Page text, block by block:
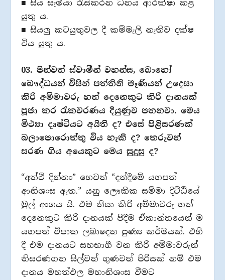
■ සිය සැමියා රැස්කරන ධනය ආරක්ෂා කළ
යුතු ය.
■ සියලු කටයුතුවල දී කම්මැලි නැතිව දක්ෂ
විය යුතු ය.
03. පින්වත් ස්වාමීන් වහන්ස, බොහෝ
බෞද්ධයන් විසින් පත්තිනි මෑණියන් උදෙසා
කිරි අම්මාවරු හත් දෙනෙකුට කිරි දානයක්
පූජා කර රැකවරණය දියුණුව පතනවා. මෙය
මිථ්‍යා දෘෂ්ටියට අයිති ද? එසේ පිළිසරණක්
බලාපොරොත්තු විය හැකි ද? තෙරුවන්
සරණ ගිය අයෙකුට මෙය සුදුසු ද?
“අත්ථි දින්නං” හෙවත් “දන්දීමේ යහපත්
ආනිශංස ඇත.” යනු ලෞකික සම්මා දිට්ඨියේ
මුල් අංගය යි. එම නිසා කිරි අම්මාවරු හත්
දෙනෙකුට කිරි දානයක් පිදීම ඒකාන්තයෙන් ම
යහපත් විපාක ලබාදෙන පුණ්‍ය කර්මයක්. එහි
දී එම දානයට සහභාගී වන කිරි අම්මාවරුන්
තිසරණගත සිල්වත් ගුණවත් පිරිසක් නම් එම
දානය මහත්ඵල මහානිශංස වීමට